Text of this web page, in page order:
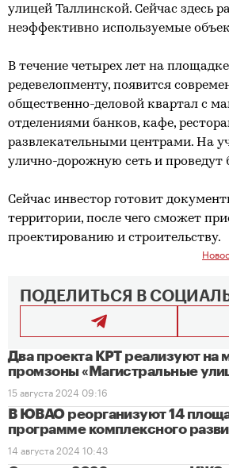
улицей Таллинской. Сейчас здесь
неэффективно используемые
В течение четырех лет на
редевелопменту, появится
общественно-деловой квартал с
отделениями банков, кафе,
развлекательными центрами. На
улично-дорожную сеть и проведут
Сейчас инвестор готовит
территории, после чего сможет
проектированию и строительству.
ПОДЕЛИТЬСЯ В
Два проекта КРТ реализуют на
промзоны «Магистральные
15 августа 2024 09:16
В ЮВАО реорганизуют 14
программе комплексного
14 августа 2024 10:43